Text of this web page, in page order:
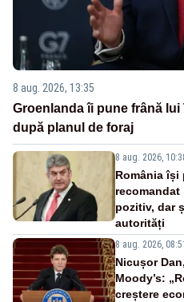
8 aug. 2026, 13:35
Groenlanda îi pune frână
după planul de foraj
8 aug. 2026,
România își
pozitiv, dar
autorități
8 aug. 2026, 08:51
Nicușor
Moody’s:
creștere